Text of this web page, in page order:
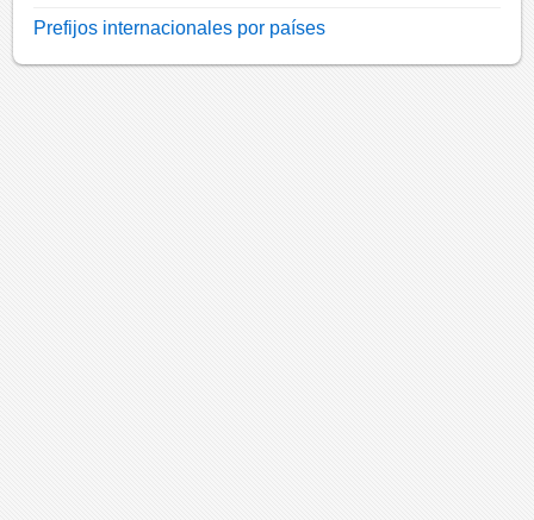
Prefijos internacionales por países